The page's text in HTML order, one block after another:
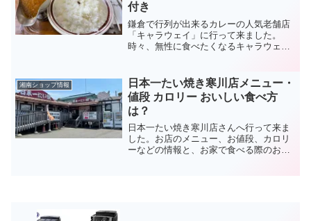
付き
鎌倉で行列が出来るカレーの人気老舗店
「キャラウェイ」に行って来ました。
時々、無性に食べたくなるキャラウェイ
12時前後を避け13時頃にキャラウェイへ
到着しましたが・・・キャ...
湘南ショップ情報
日本一たい焼き寒川店メニュー・
値段 カロリー おいしい食べ方
は？
日本一たい焼き寒川店さんへ行って来ま
した。お店のメニュー、お値段、カロリ
ーなどの情報と、お家で食べる際のおい